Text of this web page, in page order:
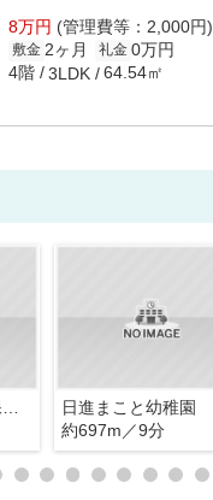
8万円 (管理費等：2,000円)
敷金 2ヶ月 礼金 0万円
4階 3LDK 64.54㎡
さいたま市立日進保育園
日進まこと幼稚園
約697m／9分